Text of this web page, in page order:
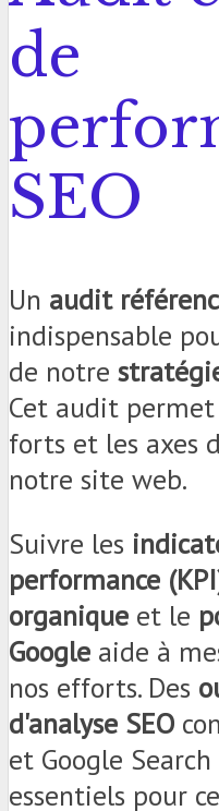
de
SEO
Un audit
indispensable
de notre
Cet audit
forts et les axes
notre site web.
Suivre les
performance
organique et le
Google aide à
nos efforts. Des
d'analyse SEO
et Google
essentiels pour